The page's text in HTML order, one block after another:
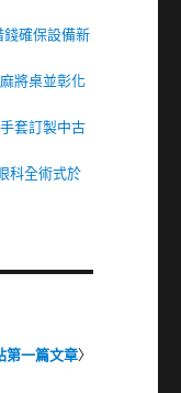
確保設備新
將桌並彰化
套訂製中古
科全術式於
第一篇文章〉